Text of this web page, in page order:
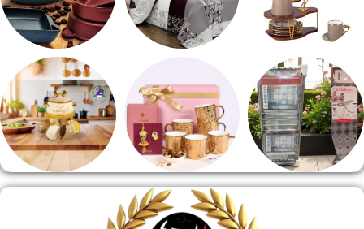
طقم قهوه وشاي مقلايه وطاجن
هدايا وسيلفر